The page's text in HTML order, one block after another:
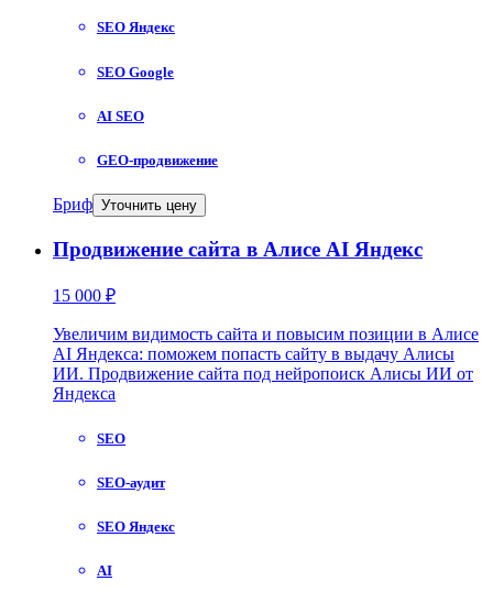
SEO Яндекс
SEO Google
AI SEO
GEO-продвижение
Бриф Уточнить цену
Продвижение сайта в Алисе AI Яндекс
15 000 ₽
Увеличим видимость сайта и повысим позиции в Алисе
AI Яндекса: поможем попасть сайту в выдачу Алисы
ИИ. Продвижение сайта под нейропоиск Алисы ИИ от
Яндекса
SEO
SEO-аудит
SEO Яндекс
AI